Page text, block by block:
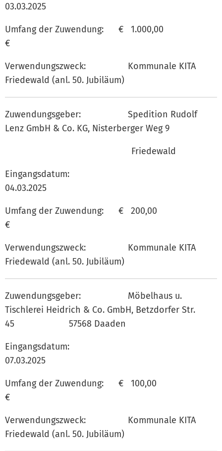
Umfang der Zuwendung: € 1.000,00
€
Verwendungszweck: Kommunale KITA
Friedewald (anl. 50. Jubiläum)
Zuwendungsgeber: Spedition Rudolf
Lenz GmbH & Co. KG, Nisterberger Weg 9
Friedewald
Eingangsdatum:
Umfang der Zuwendung: € 200,00
€
Verwendungszweck: Kommunale KITA
Friedewald (anl. 50. Jubiläum)
Zuwendungsgeber: Möbelhaus u.
Tischlerei Heidrich & Co. GmbH, Betzdorfer Str.
45 57568 Daaden
Eingangsdatum:
Umfang der Zuwendung: € 100,00
€
Verwendungszweck: Kommunale KITA
Friedewald (anl. 50. Jubiläum)